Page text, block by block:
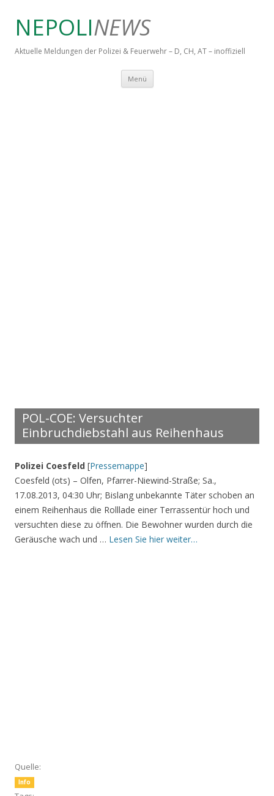
NEPOLINEWS
Aktuelle Meldungen der Polizei & Feuerwehr – D, CH, AT – inoffiziell
Menü Springe zum Inhalt
POL-COE: Versuchter
Einbruchdiebstahl aus Reihenhaus
Polizei Coesfeld [Pressemappe]
Coesfeld (ots) – Olfen, Pfarrer-Niewind-Straße; Sa.,
17.08.2013, 04:30 Uhr; Bislang unbekannte Täter schoben an
einem Reihenhaus die Rolllade einer Terrassentür hoch und
versuchten diese zu öffnen. Die Bewohner wurden durch die
Geräusche wach und … Lesen Sie hier weiter…
Quelle:
Info